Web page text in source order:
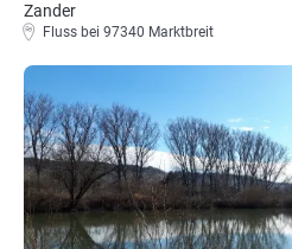
Zander
Fluss bei 97340 Marktbreit